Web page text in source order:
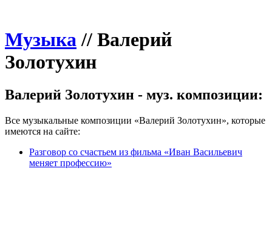
Музыка// Валерий
Золотухин
Валерий Золотухин - муз. композиции:
Все музыкальные композиции «Валерий Золотухин», которые
имеются на сайте:
Разговор со счастьем из фильма «Иван Васильевич
меняет профессию»